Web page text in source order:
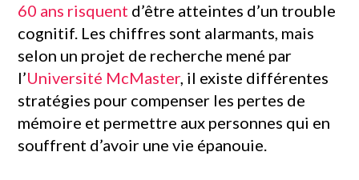
60 ans risquent d’être atteintes d’un trouble
cognitif. Les chiffres sont alarmants, mais
selon un projet de recherche mené par
l’Université McMaster, il existe différentes
stratégies pour compenser les pertes de
mémoire et permettre aux personnes qui en
souffrent d’avoir une vie épanouie.